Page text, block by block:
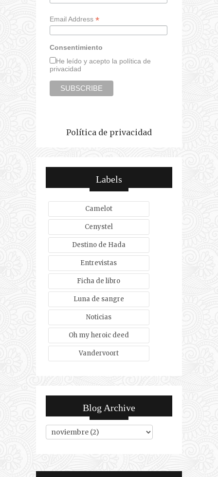
Email Address *
Consentimiento
He leído y acepto la política de
privacidad
Política de privacidad
Labels
Camelot
Cenystel
Destino de Hada
Entrevistas
Ficha de libro
Luna de sangre
Noticias
Oh my heroic deed
Vandervoort
Blog Archive